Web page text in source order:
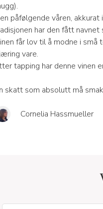
påfølgende våren,
har den fått navnet
får lov til å modne i små
vare.
tapping har denne vinen
skatt som absolutt må
Cornelia Hassmueller